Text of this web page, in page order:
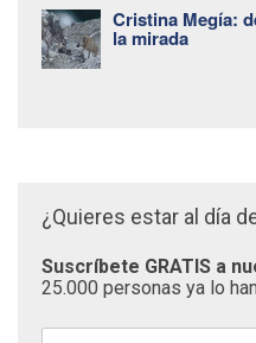
Cristina Megía:
la mirada
¿Quieres estar al día
Suscríbete GRATIS a
25.000 personas ya lo